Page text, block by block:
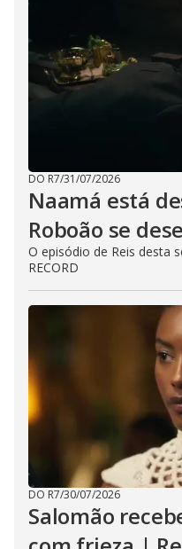
DO R7/31/07/2026
Naamá está
Roboão se
O episódio de Reis desta
RECORD
DO R7/30/07/2026
Salomão